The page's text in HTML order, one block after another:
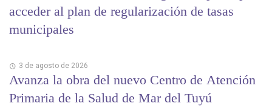
acceder al plan de regularización de tasas
municipales
3 de agosto de 2026
Avanza la obra del nuevo Centro de Atención
Primaria de la Salud de Mar del Tuyú